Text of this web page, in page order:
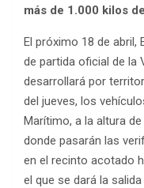
más de 1.000 kilos
El próximo 18 de abril,
de partida oficial de la
desarrollará por
del jueves, los
Marítimo, a la altura
donde pasarán las
en el recinto acotado
el que se dará la